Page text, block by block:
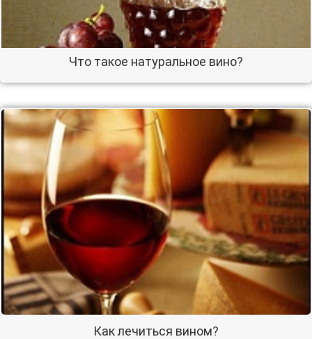
Что такое натуральное вино?
Как лечиться вином?